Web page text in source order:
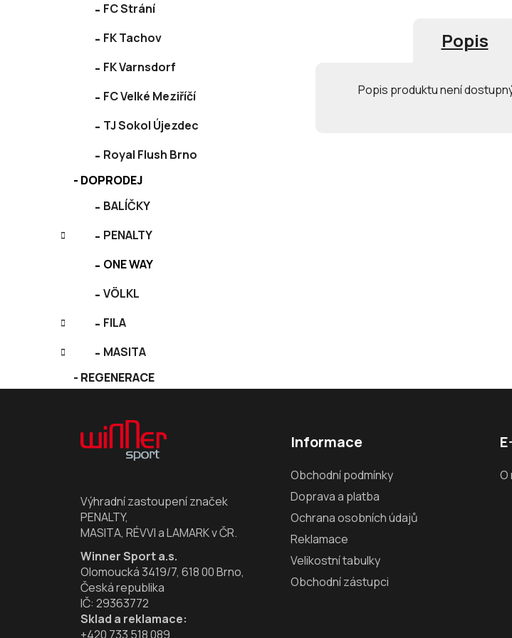
FC Strání
FK Tachov
FK Varnsdorf
FC Velké Meziříčí
TJ Sokol Újezdec
Royal Flush Brno
DOPRODEJ
BALÍČKY
PENALTY
ONE WAY
VÖLKL
FILA
MASITA
REGENERACE
Popis
Popis produktu není
Výhradní zastoupení značek
PENALTY,
MASITA, RÉVVI a LAMARK v ČR.
Winner Sport a.s.
Olomoucká 3419/7, 618 00 Brno,
Česká republika
IČ: 29363772
Sklad a reklamace:
+420 733 518 089
Informace
Obchodní podmínky
Doprava a platba
Ochrana osobních údajů
Reklamace
Velikostní tabulky
Obchodní zástupci
O